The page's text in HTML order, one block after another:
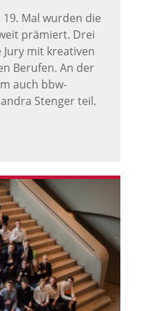
Mal wurden die
prämiert. Drei
mit kreativen
Berufen. An der
auch bbw-
Stenger teil.